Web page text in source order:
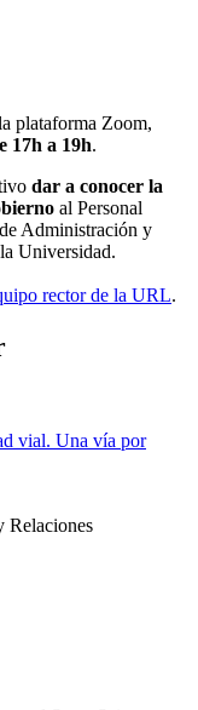
plataforma Zoom,
17h a 19h.
dar a conocer la
al Personal
Administración y
Universidad.
rector de la URL.
vial. Una vía por
Relaciones